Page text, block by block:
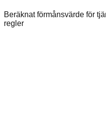
Beräknat förmånsvärde för
regler